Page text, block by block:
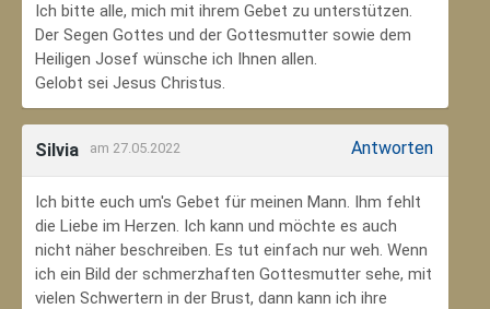
Ich bitte alle, mich mit ihrem Gebet zu unterstützen.
Der Segen Gottes und der Gottesmutter sowie dem
Heiligen Josef wünsche ich Ihnen allen.
Gelobt sei Jesus Christus.
Silvia am 27.05.2022 Antworten
Ich bitte euch um's Gebet für meinen Mann. Ihm fehlt
die Liebe im Herzen. Ich kann und möchte es auch
nicht näher beschreiben. Es tut einfach nur weh. Wenn
ich ein Bild der schmerzhaften Gottesmutter sehe, mit
vielen Schwertern in der Brust, dann kann ich ihre